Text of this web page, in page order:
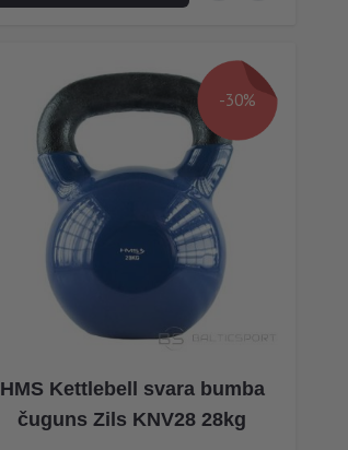
-30%
HMS Kettlebell svara bumba
čuguns Zils KNV28 28kg